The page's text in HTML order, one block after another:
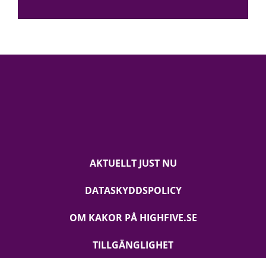
AKTUELLT JUST NU
DATASKYDDSPOLICY
OM KAKOR PÅ HIGHFIVE.SE
TILLGÄNGLIGHET